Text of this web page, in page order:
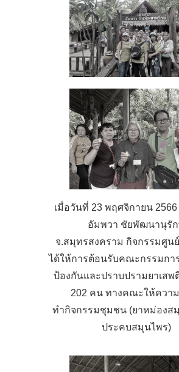
เมื่อวันที่ 23 พฤศจิกายน 2566
อัมพวา ชัยพัฒนานุรั
จ.สมุทรสงคราม กิจกรรมศูน
ได้ให้การต้อนรับคณะกรรมกา
ป้องกันและปราบปรามยาเสพ
202 คน ทางคณะให้ควา
ทำกิจกรรมชุมชน (ยาหม่องส
ประคบสมุนไพร)